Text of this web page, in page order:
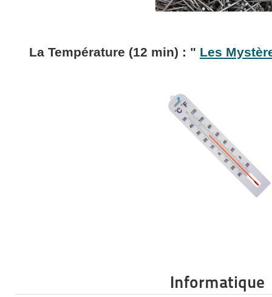
La Température (12 min) : " Les
Informatique